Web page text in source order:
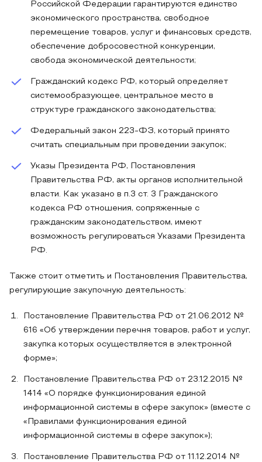
Российской Федерации гарантируются единство
экономического пространства, свободное
перемещение товаров, услуг и финансовых средств,
обеспечение добросовестной конкуренции,
свобода экономической деятельности;
Гражданский кодекс РФ, который определяет
системообразующее, центральное место в
структуре гражданского законодательства;
Федеральный закон 223-ФЗ, который принято
считать специальным при проведении закупок;
Указы Президента РФ, Постановления
Правительства РФ, акты органов исполнительной
власти. Как указано в п.3 ст. 3 Гражданского
кодекса РФ отношения, сопряженные с
гражданским законодательством, имеют
возможность регулироваться Указами Президента
РФ.
Также стоит отметить и Постановления Правительства,
регулирующие закупочную деятельность:
Постановление Правительства РФ от 21.06.2012 №
616 «Об утверждении перечня товаров, работ и услуг,
закупка которых осуществляется в электронной
форме»;
Постановление Правительства РФ от 23.12.2015 №
1414 «О порядке функционирования единой
информационной системы в сфере закупок» (вместе с
«Правилами функционирования единой
информационной системы в сфере закупок»);
Постановление Правительства РФ от 11.12.2014 №